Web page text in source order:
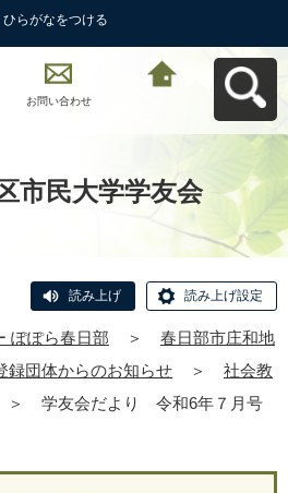
ひらがなをつける
お問い合わせ
市民大学学友会
読み上げ 読み上げ設定
ぽぽら春日部 ＞
春日部市庄和地
録団体からのお知らせ ＞
社会教
＞
学友会だより 令和6年７月号